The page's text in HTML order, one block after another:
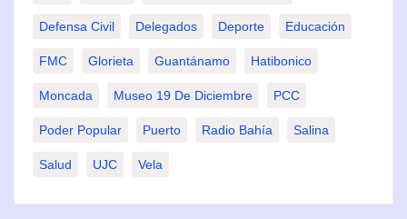
Defensa Civil Delegados Deporte Educación
FMC Glorieta Guantánamo Hatibonico
Moncada Museo 19 De Diciembre PCC
Poder Popular Puerto Radio Bahía Salina
Salud UJC Vela